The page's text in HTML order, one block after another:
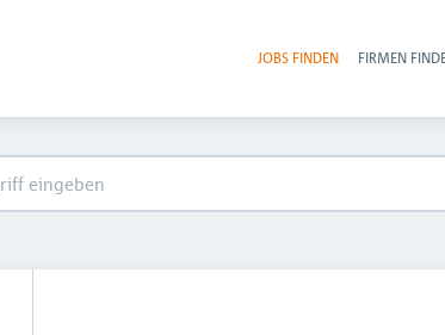
JOBS FINDEN FIRMEN